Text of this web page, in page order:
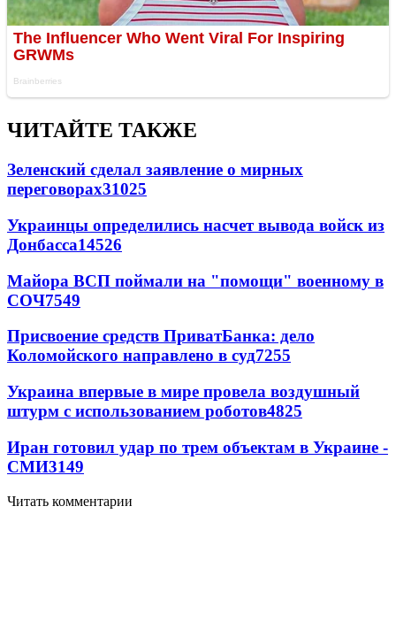
ЧИТАЙТЕ ТАКЖЕ
Зеленский сделал заявление о мирных
переговорах31025
Украинцы определились насчет вывода войск из
Донбасса14526
Майора ВСП поймали на "помощи" военному в
СОЧ7549
Присвоение средств ПриватБанка: дело
Коломойского направлено в суд7255
Украина впервые в мире провела воздушный
штурм с использованием роботов4825
Иран готовил удар по трем объектам в Украине -
СМИ3149
Читать комментарии